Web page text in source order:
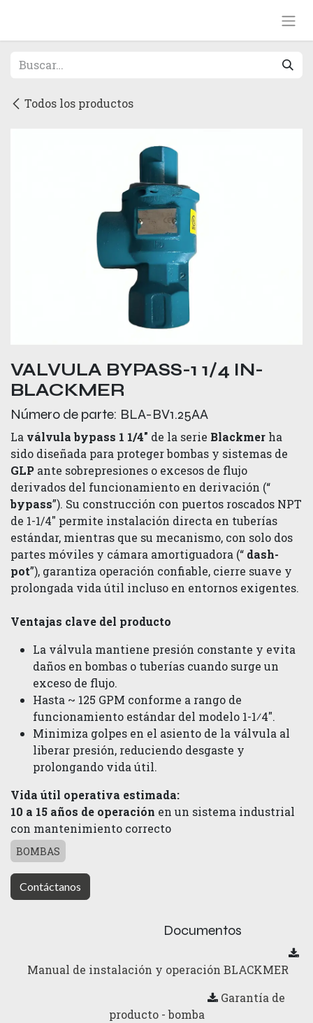
Todos los productos
VALVULA BYPASS-1 1/4 IN-
BLACKMER
Número de parte: BLA-BV1.25AA
La válvula bypass 1 1/4″ de la serie Blackmer ha
sido diseñada para proteger bombas y sistemas de
GLP ante sobrepresiones o excesos de flujo
derivados del funcionamiento en derivación (“
bypass”). Su construcción con puertos roscados NPT
de 1-1/4″ permite instalación directa en tuberías
estándar, mientras que su mecanismo, con solo dos
partes móviles y cámara amortiguadora (“ dash-
pot”), garantiza operación confiable, cierre suave y
prolongada vida útil incluso en entornos exigentes.
Ventajas clave del producto
La válvula mantiene presión constante y evita
daños en bombas o tuberías cuando surge un
exceso de flujo.
Hasta ~ 125 GPM conforme a rango de
funcionamiento estándar del modelo 1-1⁄4″.
M​inimiza golpes en el asiento de la válvula al
liberar presión, reduciendo desgaste y
prolongando vida útil.
Vida útil operativa estimada:
10 a 15 años de operación en un sistema industrial
con mantenimiento correcto
BOMBAS
Contáctanos
Documentos
Manual de instalación y operación BLACKMER
Garantía de
producto - bomba